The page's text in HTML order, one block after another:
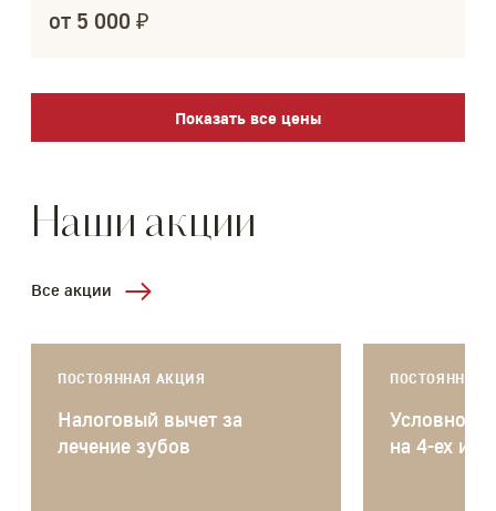
от 5 000 ₽
Показать все цены
Наши акции
Все акции
ПОСТОЯННАЯ АКЦИЯ
Налоговый вычет за
лечение зубов
ПОСТОЯННАЯ
Условно-
на 4-ех